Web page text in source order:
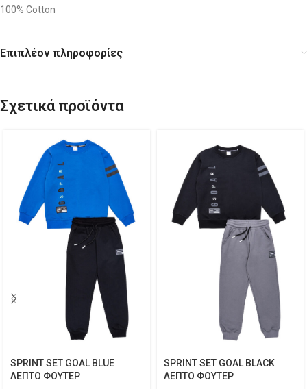
100% Cotton
Επιπλέον πληροφορίες
Σχετικά προϊόντα
SPRINT SET GOAL BLUE
ΛΕΠΤΟ ΦΟΥΤΕΡ
SPRINT SET GOAL BLACK
ΛΕΠΤΟ ΦΟΥΤΕΡ